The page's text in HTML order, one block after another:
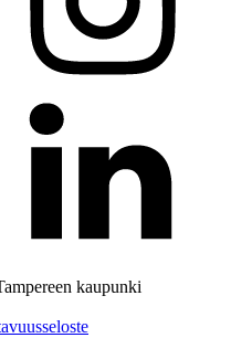
kaupunki